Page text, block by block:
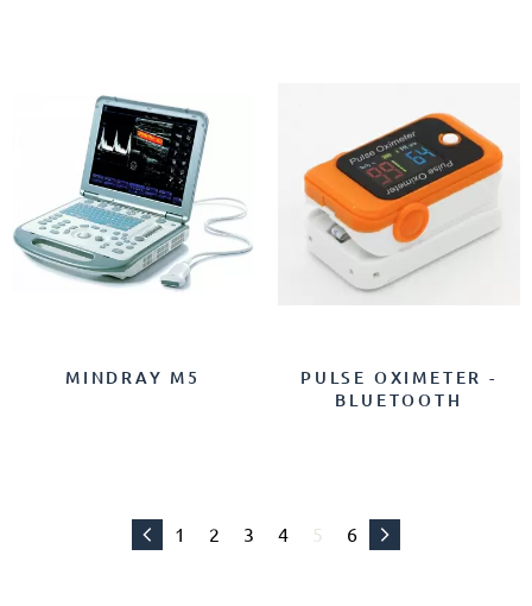
MINDRAY M5
PULSE OXIMETER -
BLUETOOTH
1 2 3 4 5 6